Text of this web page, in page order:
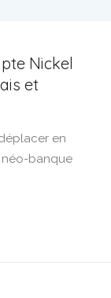
Nickel
et
en
néo-banque